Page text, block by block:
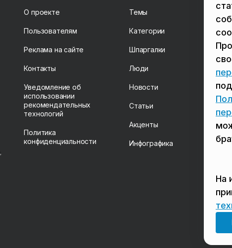
О проекте
Пользователям
Реклама на сайте
Контакты
Уведомление об
использовании
рекомендательных
технологий
Политика
конфиденциальности
Темы
Категории
Шпаргалки
Люди
Новости
Статьи
Акценты
Инфографика
На